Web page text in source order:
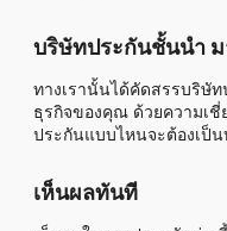
บริษัทประกันชั้นนำ
ทางเรานั้นได้คัดสรรบริษั
ธุรกิจของคุณ ด้วยความเชี่
ประกันแบบไหนจะต้องเป็
เห็นผลทันที